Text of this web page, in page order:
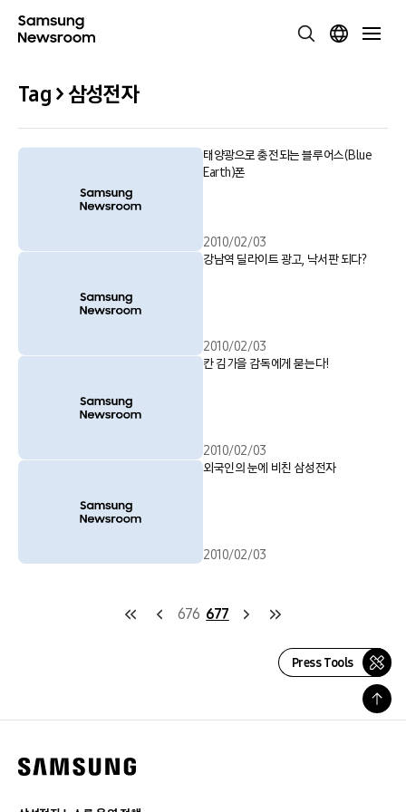
Tag > 삼성전자
태양광으로 충전되는 블루어스(Blue
Earth)폰
2010/02/03
강남역 딜라이트 광고, 낙서판 되다?
2010/02/03
칸 김가을 감독에게 묻는다!
2010/02/03
외국인의 눈에 비친 삼성전자
2010/02/03
676 677
Press Tools